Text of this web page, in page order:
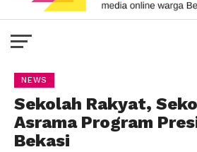
NEWS
Sekolah Rakyat,
Asrama Program
Bekasi